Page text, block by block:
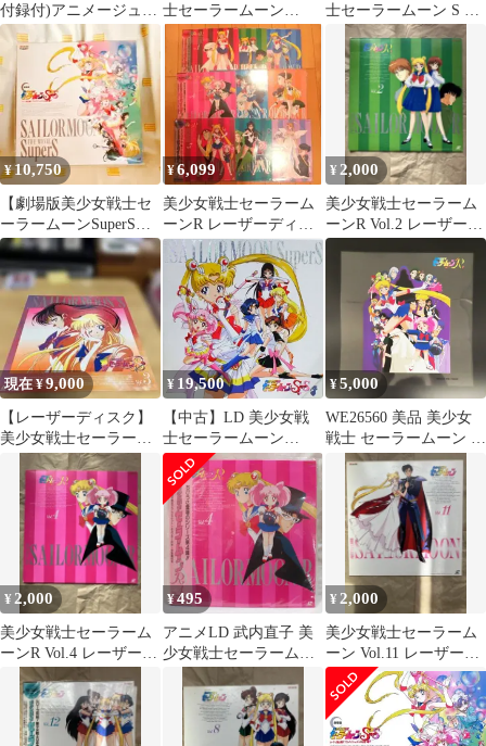
付録付)アニメージュ
1993年12月号
士セーラームーン
SuperS メモリアル
士セーラームーン S 全
10巻セット(全巻収納
BOX付き)
¥10,750
【劇場版美少女戦士セ
ーラームーンSuperS】
LD/レーザーディスク
¥6,099
美少女戦士セーラーム
ーンR レーザーディス
ク LD 1～9巻セット
¥2,000
美少女戦士セーラーム
ーンR Vol.2 レーザーデ
ィスク
現在 ¥9,000
【レーザーディスク】
美少女戦士セーラーム
ーンS vol.3 TV98〜101
¥ 19,500
【中古】LD 美少女戦
士セーラームーン
SuperS 全10巻セット(全
巻収納BOX付き)
¥5,000
WE26560 美品 美少女
戦士 セーラームーン R
セル画 31×31cm LD特
典 武内直子 東映
¥ 2,000
美少女戦士セーラーム
ーンR Vol.4 レーザーデ
ィスク
¥495
アニメLD 武内直子 美
少女戦士セーラームー
ンR 4
¥ 2,000
美少女戦士セーラーム
ーン Vol.11 レーザーデ
ィスク